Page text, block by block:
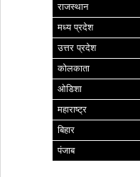
राजस्थान
मध्य प्रदेश
उत्तर प्रदेश
कोलकाता
ओडिशा
महाराष्ट्र
बिहार
पंजाब